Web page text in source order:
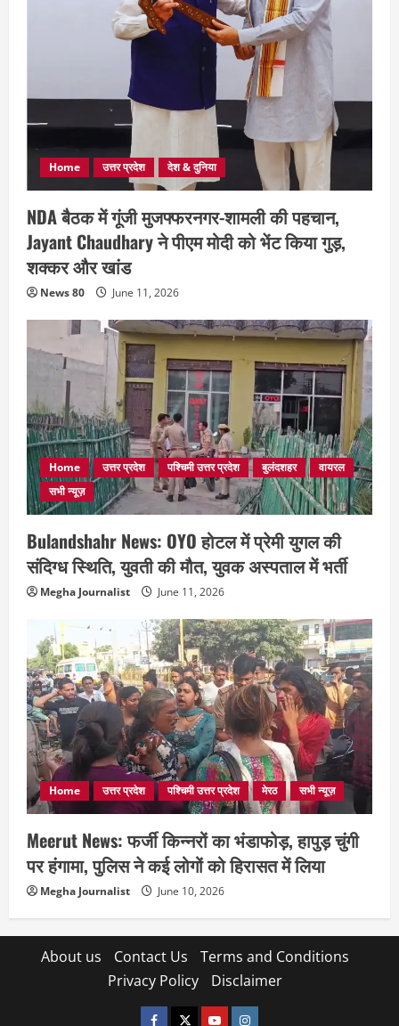
Home उत्तर प्रदेश देश & दुनिया
NDA बैठक में गूंजी मुजफ्फरनगर-शामली की पहचान,
Jayant Chaudhary ने पीएम मोदी को भेंट किया गुड़,
शक्कर और खांड
News 80 June 11, 2026
Home उत्तर प्रदेश पश्चिमी उत्तर प्रदेश बुलंदशहर
वायरल
सभी न्यूज़
Bulandshahr News: OYO होटल में प्रेमी युगल की
संदिग्ध स्थिति, युवती की मौत, युवक अस्पताल में भर्ती
Megha Journalist June 11, 2026
Home उत्तर प्रदेश पश्चिमी उत्तर प्रदेश मेरठ सभी न्यूज़
Meerut News: फर्जी किन्नरों का भंडाफोड़, हापुड़ चुंगी
पर हंगामा, पुलिस ने कई लोगों को हिरासत में लिया
Megha Journalist June 10, 2026
About us Contact Us
Terms and Conditions
Privacy Policy
Disclaimer
facebooktwitterYOUTUBE
instagram